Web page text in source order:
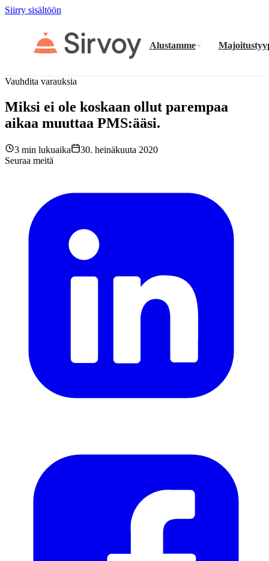
Siirry sisältöön
Alustamme
Vauhdita varauksia
Miksi ei ole koskaan ollut parempaa
aikaa muuttaa PMS:ääsi.
3 min lukuaika
30. heinäkuuta 2020
Seuraa meitä